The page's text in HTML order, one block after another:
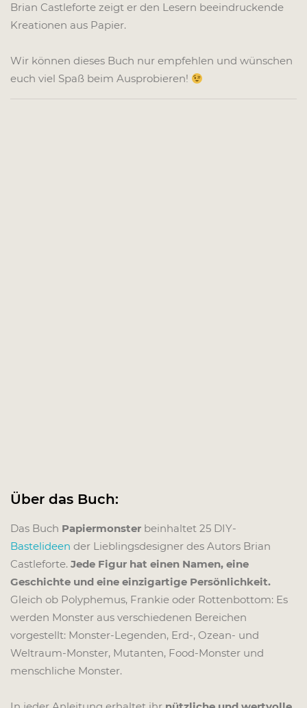
Brian Castleforte zeigt er den Lesern beeindruckende
Kreationen aus Papier.
Wir können dieses Buch nur empfehlen und wünschen
euch viel Spaß beim Ausprobieren!
Über das Buch:
Das Buch Papiermonster beinhaltet 25 DIY-
Bastelideen der Lieblingsdesigner des Autors Brian
Castleforte. Jede Figur hat einen Namen, eine
Geschichte und eine einzigartige Persönlichkeit.
Gleich ob Polyphemus, Frankie oder Rottenbottom: Es
werden Monster aus verschiedenen Bereichen
vorgestellt: Monster-Legenden, Erd-, Ozean- und
Weltraum-Monster, Mutanten, Food-Monster und
menschliche Monster.